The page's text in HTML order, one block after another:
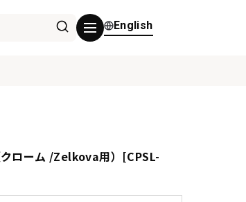
English
クローム /Zelkova用）[CPSL-